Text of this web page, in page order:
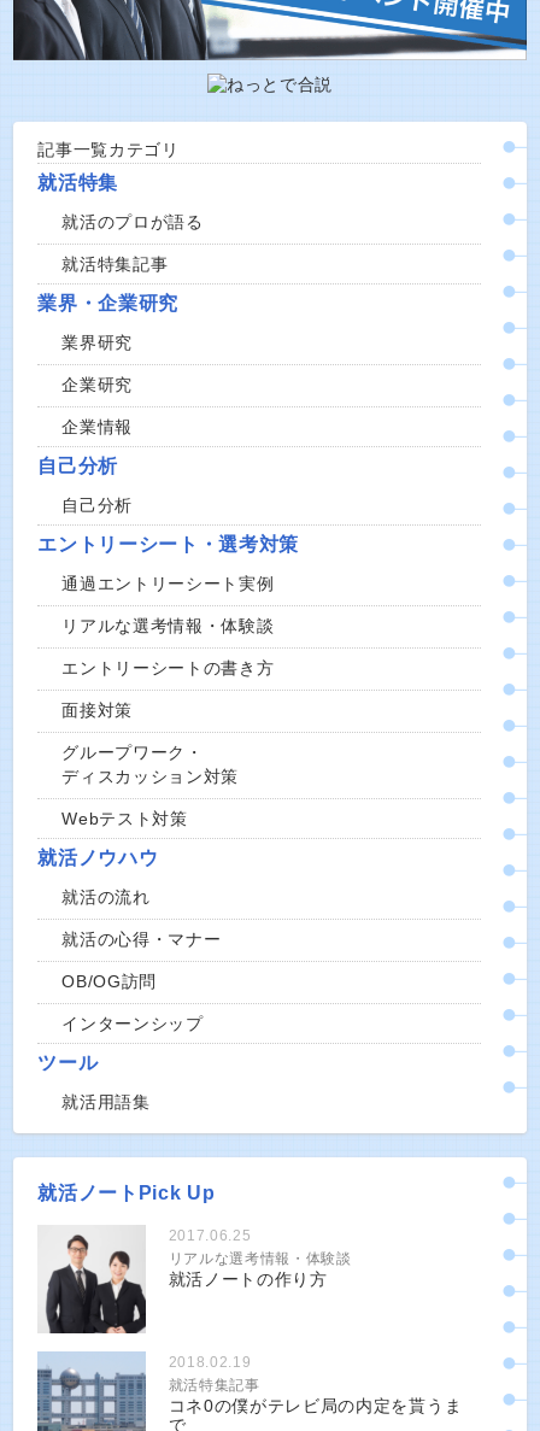
記事一覧カテゴリ
就活特集
就活のプロが語る
就活特集記事
業界・企業研究
業界研究
企業研究
企業情報
自己分析
自己分析
エントリーシート・選考対策
通過エントリーシート実例
リアルな選考情報・体験談
エントリーシートの書き方
面接対策
グループワーク・
ディスカッション対策
Webテスト対策
就活ノウハウ
就活の流れ
就活の心得・マナー
OB/OG訪問
インターンシップ
ツール
就活用語集
就活ノートPick Up
2017.06.25
リアルな選考情報・体験談
就活ノートの作り方
2018.02.19
就活特集記事
コネ0の僕がテレビ局の内定を貰うま
で